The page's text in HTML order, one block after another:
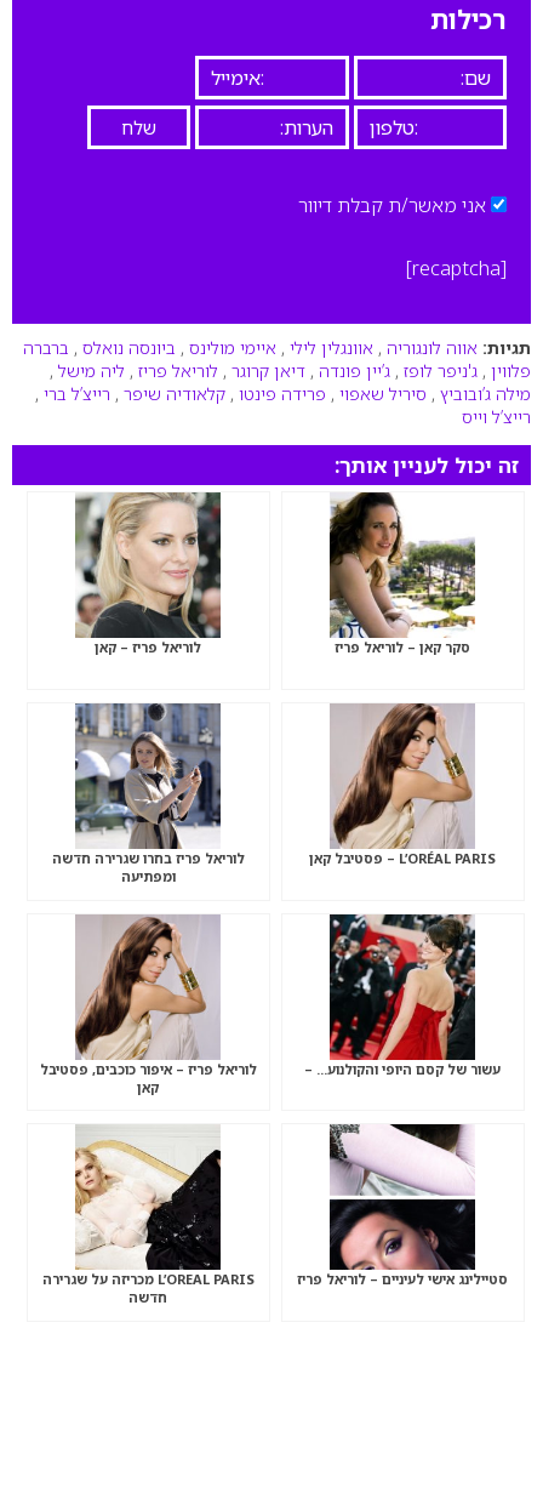
רכילות
אני מאשר/ת קבלת דיוור
[recaptcha]
תגיות: אווה לונגוריה , אוונגלין לילי , איימי מולינס , ביונסה נואלס , ברברה
פלווין , ג'ניפר לופז , ג’יין פונדה , דיאן קרוגר , לוריאל פריז , ליה מישל ,
מילה ג’ובוביץ , סיריל שאפוי , פרידה פינטו , קלאודיה שיפר , רייצ’ל ברי ,
רייצ’ל וייס
זה יכול לעניין אותך:
סקר קאן – לוריאל פריז לוריאל פריז – קאן
L’ORÉAL PARIS – פסטיבל קאן
לוריאל פריז בחרו שגרירה חדשה
ומפתיעה
עשור של קסם היופי והקולנוע… –
לוריאל פריז – איפור כוכבים, פסטיבל
קאן
סטיילינג אישי לעיניים – לוריאל פריז
L’OREAL PARIS מכריזה על שגרירה
חדשה